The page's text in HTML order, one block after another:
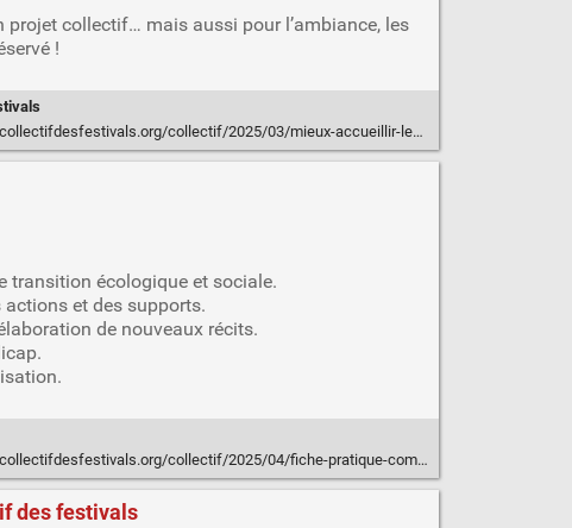
projet collectif… mais aussi pour l’ambiance, les
!
collectif/2025/03/mieux-accueillir-les-benevoles/
transition écologique et sociale.
et des supports.
de nouveaux récits.
collectif/2025/04/fiche-pratique-communication-responsable/
des festivals